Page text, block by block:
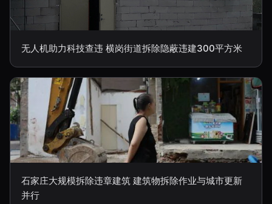
无人机助力科技查违 横岗街道拆除隐蔽违建300平方米
石家庄大规模拆除违章建筑 建筑物拆除作业与城市更新
并行